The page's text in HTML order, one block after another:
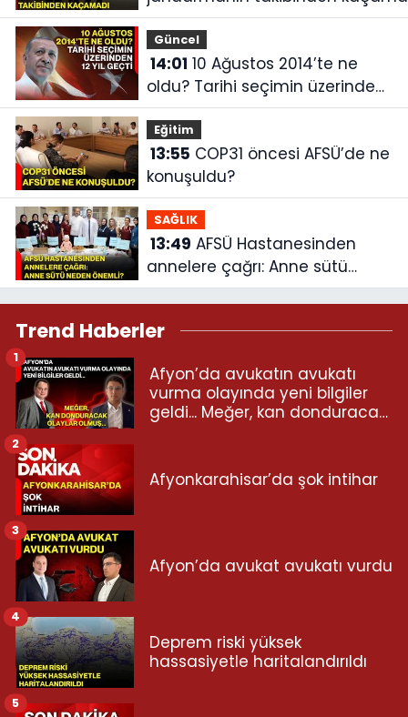
Güncel
14:01
oldu? Tarihi seçimin üzerinden
12 yıl geçti
Eğitim
13:55
konuşuldu?
SAĞLIK
13:49
annelere çağrı: Anne sütü
neden önemli?
Trend Haberler
Afyon’da avukatın avukatı
vurma olayında yeni bilgiler
geldi... Meğer, kan donduracak
1
Afyonkarahisar’da şok intihar
2
Afyon’da avukat avukatı vurdu
3
Deprem riski yüksek
hassasiyetle haritalandırıldı
4
5